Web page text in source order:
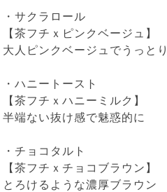
・サクラロール
【茶フチｘピンクベージュ】
大人ピンクベージュでうっと
・ハニートースト
【茶フチｘハニーミルク】
半端ない抜け感で魅惑的に
・チョコタルト
【茶フチｘチョコブラウン】
とろけるような濃厚ブラウン